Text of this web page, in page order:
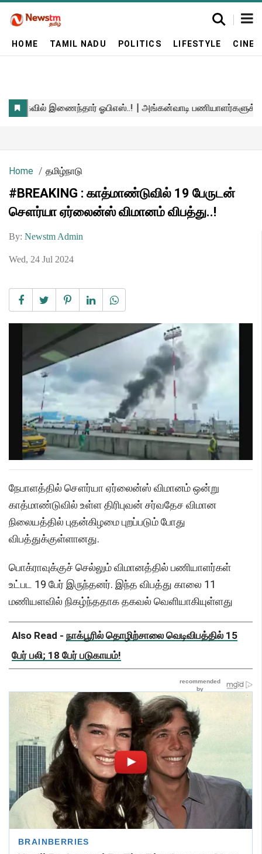
HOME TAMIL NADU POLITICS LIFESTYLE
Home தமிழ்நாடு
#BREAKING : காத்மாண்டுவில் 19 பேருடன்
சௌர்யா ஏர்லைன்ஸ் விமானம் விபத்து..!
By: Newstm Admin
Wed, 24 Jul 2024
நேபாளத்தில் சௌர்யா ஏர்லைன்ஸ் விமானம் ஒன்று
காத்மாண்டுவில் உள்ள திரிபுவன் சர்வதேச விமான
நிலையத்தில் புதன்கிழமை புறப்படும் போது
விபத்துக்குள்ளானது.
பொக்ராவுக்குச் செல்லும் விமானத்தில் பணியாளர்கள்
உட்பட 19 பேர் இருந்தனர். இந்த விபத்து காலை 11
மணியளவில் நிகழ்ந்ததாக தகவல் வெளியாகியுள்ளது
Also Read - நாக்பூரில் தொழிற்சாலை வெடிவிபத்தில் 15
பேர் பலி; 18 பேர் படுகாயம்!